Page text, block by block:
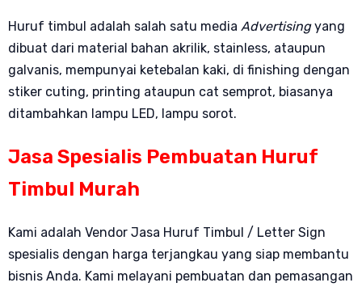
Huruf timbul adalah salah satu media Advertisingyang
dibuat dari material bahan akrilik, stainless, ataupun
galvanis, mempunyai ketebalan kaki, di finishing dengan
stiker cuting, printing ataupun cat semprot, biasanya
ditambahkan lampu LED, lampu sorot.
Jasa Spesialis Pembuatan Huruf
Timbul Murah
Kami adalah Vendor Jasa Huruf Timbul / Letter Sign
spesialis dengan harga terjangkau yang siap membantu
bisnis Anda. Kami melayani pembuatan dan pemasangan